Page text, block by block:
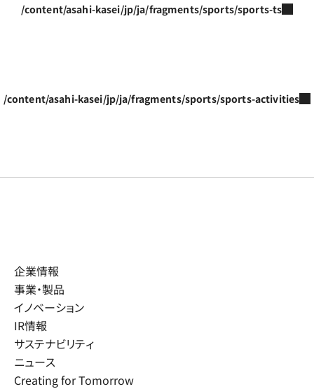
/content/asahi-kasei/jp/ja/fragments/sports/sports-ts
/content/asahi-kasei/jp/ja/fragments/sports/sports-activities
企業情報
事業・製品
イノベーション
IR情報
サステナビリティ
ニュース
Creating for Tomorrow